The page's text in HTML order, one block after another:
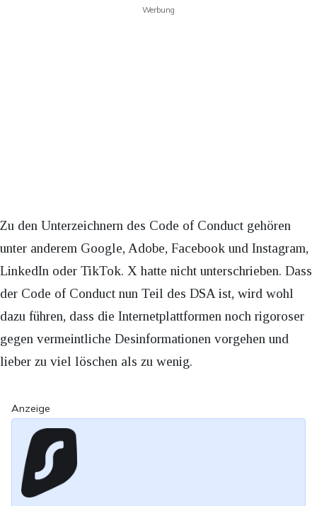
Werbung
Zu den Unterzeichnern des Code of Conduct gehören
unter anderem Google, Adobe, Facebook und Instagram,
LinkedIn oder TikTok. X hatte nicht unterschrieben. Dass
der Code of Conduct nun Teil des DSA ist, wird wohl
dazu führen, dass die Internetplattformen noch rigoroser
gegen vermeintliche Desinformationen vorgehen und
lieber zu viel löschen als zu wenig.
Anzeige